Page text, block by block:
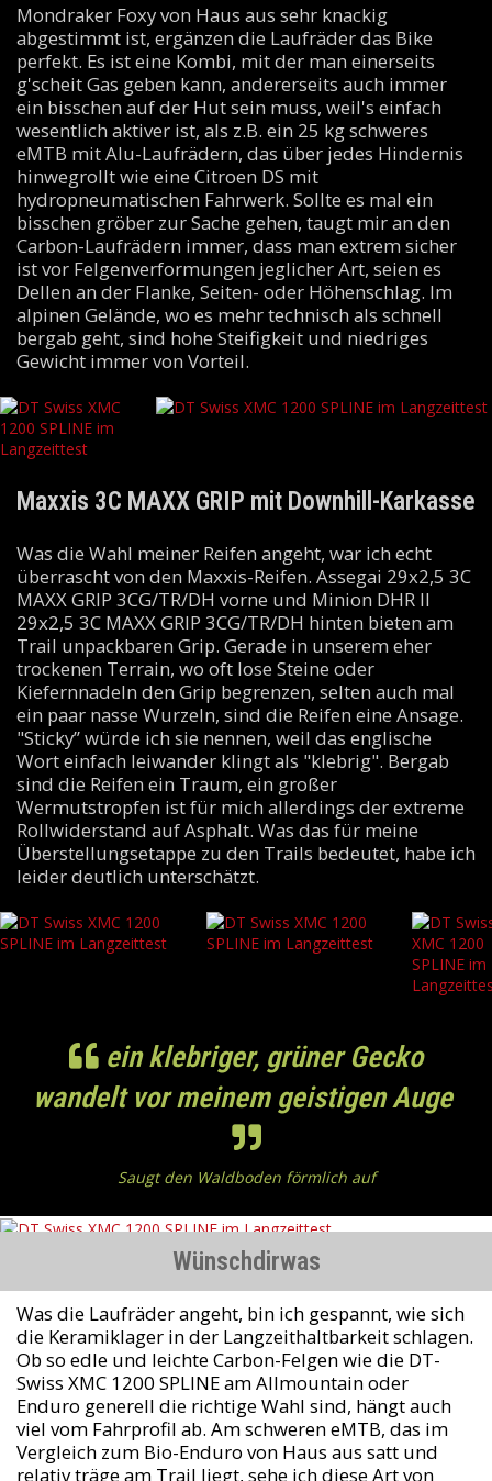
Mondraker Foxy von Haus aus sehr knackig
abgestimmt ist, ergänzen die Laufräder das Bike
perfekt. Es ist eine Kombi, mit der man einerseits
g'scheit Gas geben kann, andererseits auch immer
ein bisschen auf der Hut sein muss, weil's einfach
wesentlich aktiver ist, als z.B. ein 25 kg schweres
eMTB mit Alu-Laufrädern, das über jedes Hindernis
hinwegrollt wie eine Citroen DS mit
hydropneumatischen Fahrwerk. Sollte es mal ein
bisschen gröber zur Sache gehen, taugt mir an den
Carbon-Laufrädern immer, dass man extrem sicher
ist vor Felgenverformungen jeglicher Art, seien es
Dellen an der Flanke, Seiten- oder Höhenschlag. Im
alpinen Gelände, wo es mehr technisch als schnell
bergab geht, sind hohe Steifigkeit und niedriges
Gewicht immer von Vorteil.
Maxxis 3C MAXX GRIP mit Downhill-Karkasse
Was die Wahl meiner Reifen angeht, war ich echt
überrascht von den Maxxis-Reifen. Assegai 29x2,5 3C
MAXX GRIP 3CG/TR/DH vorne und Minion DHR II
29x2,5 3C MAXX GRIP 3CG/TR/DH hinten bieten am
Trail unpackbaren Grip. Gerade in unserem eher
trockenen Terrain, wo oft lose Steine oder
Kiefernnadeln den Grip begrenzen, selten auch mal
ein paar nasse Wurzeln, sind die Reifen eine Ansage.
"Sticky” würde ich sie nennen, weil das englische
Wort einfach leiwander klingt als "klebrig". Bergab
sind die Reifen ein Traum, ein großer
Wermutstropfen ist für mich allerdings der extreme
Rollwiderstand auf Asphalt. Was das für meine
Überstellungsetappe zu den Trails bedeutet, habe ich
leider deutlich unterschätzt.
ein klebriger, grüner Gecko
wandelt vor meinem geistigen Auge
Saugt den Waldboden förmlich auf
Wünschdirwas
Was die Laufräder angeht, bin ich gespannt, wie sich
die Keramiklager in der Langzeithaltbarkeit schlagen.
Ob so edle und leichte Carbon-Felgen wie die DT-
Swiss XMC 1200 SPLINE am Allmountain oder
Enduro generell die richtige Wahl sind, hängt auch
viel vom Fahrprofil ab. Am schweren eMTB, das im
Vergleich zum Bio-Enduro von Haus aus satt und
relativ träge am Trail liegt, sehe ich diese Art von